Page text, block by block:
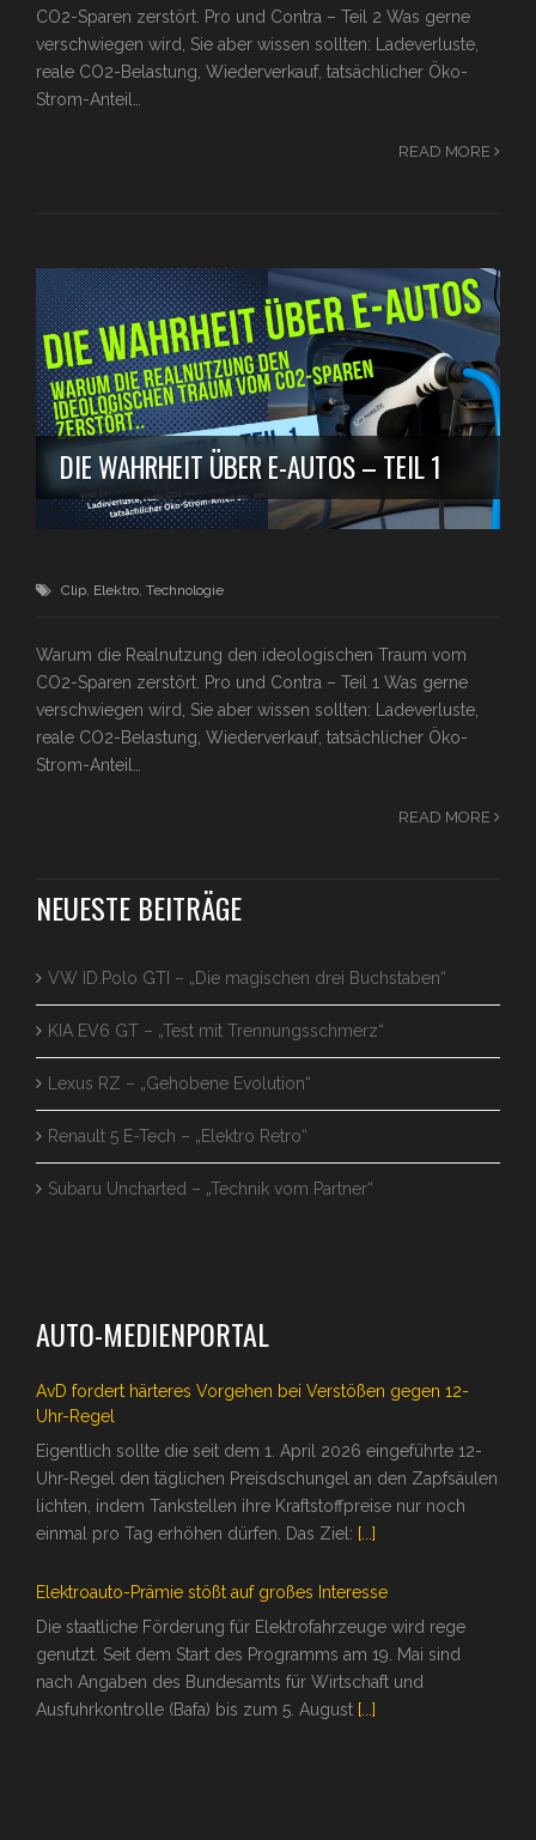
CO2-Sparen zerstört. Pro und Contra – Teil 2 Was gerne
verschwiegen wird, Sie aber wissen sollten: Ladeverluste,
reale CO2-Belastung, Wiederverkauf, tatsächlicher Öko-
Strom-Anteil…
READ MORE
DIE WAHRHEIT ÜBER E-AUTOS – TEIL 1
Clip Elektro Technologie
Warum die Realnutzung den ideologischen Traum vom
CO2-Sparen zerstört. Pro und Contra – Teil 1 Was gerne
verschwiegen wird, Sie aber wissen sollten: Ladeverluste,
reale CO2-Belastung, Wiederverkauf, tatsächlicher Öko-
Strom-Anteil…
READ MORE
NEUESTE BEITRÄGE
VW ID.Polo GTI – „Die magischen drei Buchstaben“
KIA EV6 GT – „Test mit Trennungsschmerz“
Lexus RZ – „Gehobene Evolution“
Renault 5 E-Tech – „Elektro Retro“
Subaru Uncharted – „Technik vom Partner“
AUTO-MEDIENPORTAL
AvD fordert härteres Vorgehen bei Verstößen gegen 12-
Uhr-Regel
Eigentlich sollte die seit dem 1. April 2026 eingeführte 12-
Uhr-Regel den täglichen Preisdschungel an den Zapfsäulen
lichten, indem Tankstellen ihre Kraftstoffpreise nur noch
einmal pro Tag erhöhen dürfen. Das Ziel: [...]
Elektroauto-Prämie stößt auf großes Interesse
Die staatliche Förderung für Elektrofahrzeuge wird rege
genutzt. Seit dem Start des Programms am 19. Mai sind
nach Angaben des Bundesamts für Wirtschaft und
Ausfuhrkontrolle (Bafa) bis zum 5. August [...]